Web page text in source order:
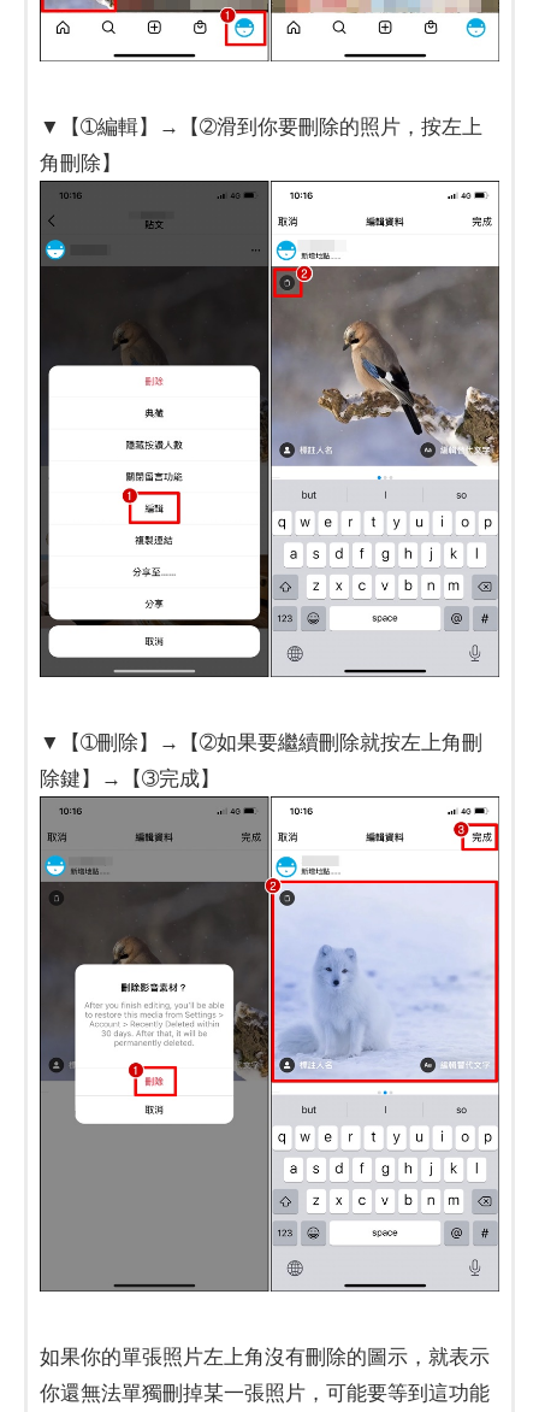
▼【➀編輯】→【➁滑到你要刪除的照片，按左上
角刪除】
▼【➀刪除】→【➁如果要繼續刪除就按左上角刪
除鍵】→【➂完成】
如果你的單張照片左上角沒有刪除的圖示，就表示
你還無法單獨刪掉某一張照片，可能要等到這功能